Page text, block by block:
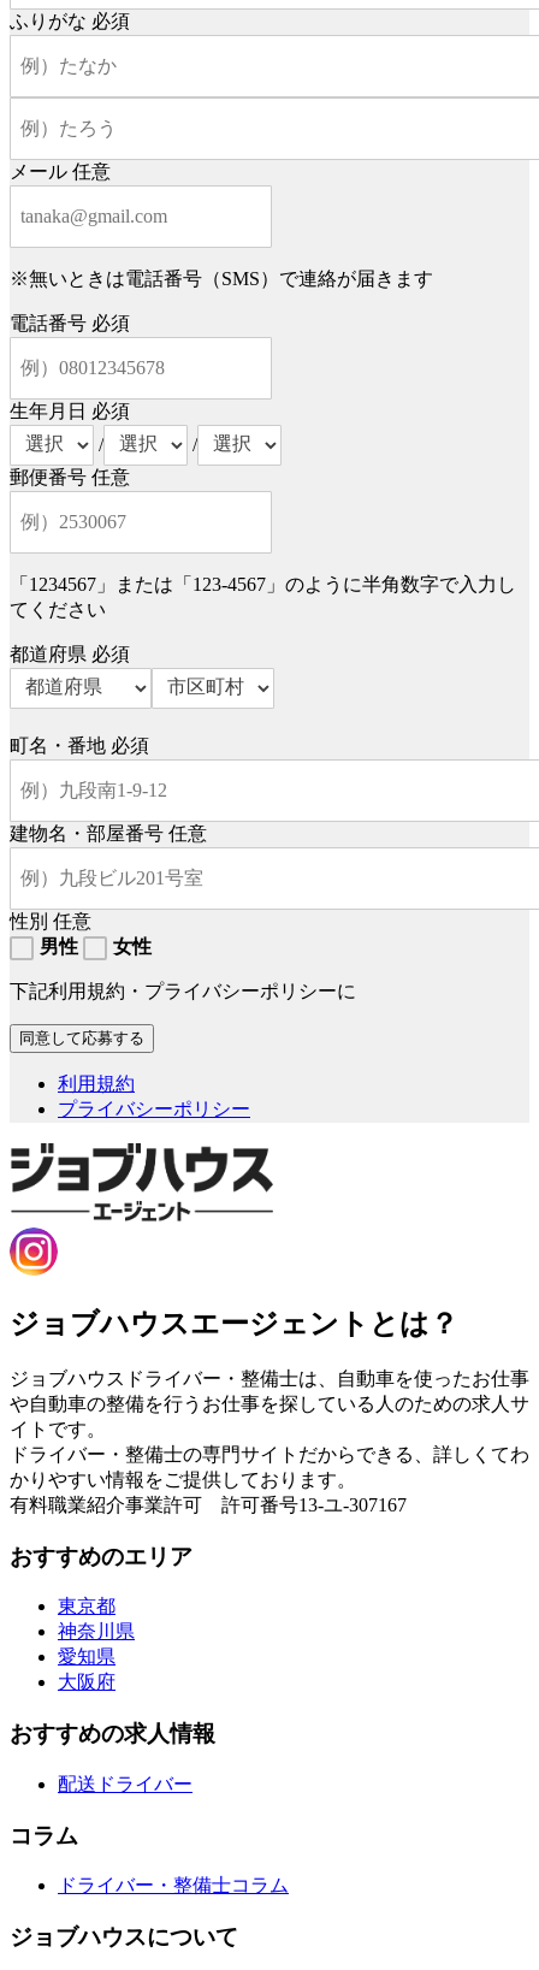
ふりがな 必須
メール 任意
※無いときは電話番号（SMS）で連絡が届きます
電話番号 必須
生年月日 必須
/
/
郵便番号 任意
「1234567」または「123-4567」のように半角数字で入力し
てください
都道府県 必須
町名・番地 必須
建物名・部屋番号 任意
性別 任意
男性
女性
下記利用規約・プライバシーポリシーに
利用規約
プライバシーポリシー
ジョブハウスエージェントとは？
ジョブハウスドライバー・整備士は、自動車を使ったお仕事
や自動車の整備を行うお仕事を探している人のための求人サ
イトです。
ドライバー・整備士の専門サイトだからできる、詳しくてわ
かりやすい情報をご提供しております。
有料職業紹介事業許可 許可番号13-ユ-307167
おすすめのエリア
東京都
神奈川県
愛知県
大阪府
おすすめの求人情報
配送ドライバー
コラム
ドライバー・整備士コラム
ジョブハウスについて